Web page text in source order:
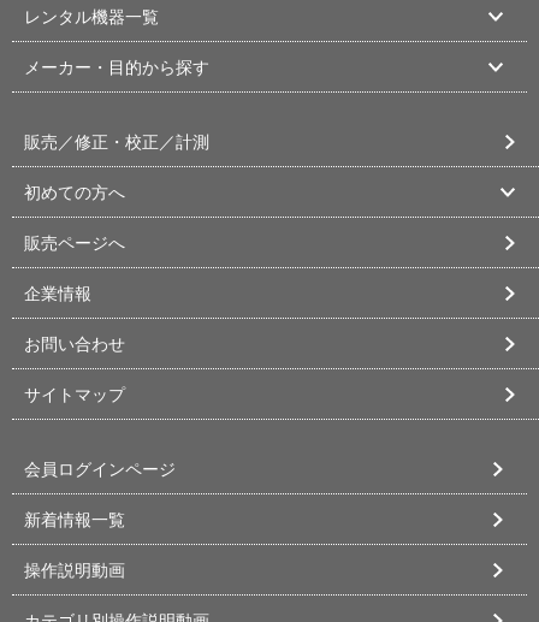
レンタル機器一覧
メーカー・目的から探す
販売／修正・校正／計測
初めての方へ
販売ページへ
企業情報
お問い合わせ
サイトマップ
会員ログインページ
新着情報一覧
操作説明動画